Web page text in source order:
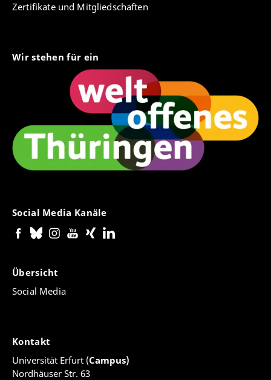
Zertifikate und Mitgliedschaften
Wir stehen für ein
Social Media Kanäle
Übersicht
Social Media
Kontakt
Universität Erfurt (Campus)
Nordhäuser Str. 63